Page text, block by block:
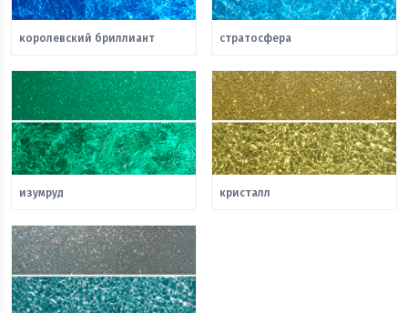
королевский бриллиант стратосфера
изумруд кристалл